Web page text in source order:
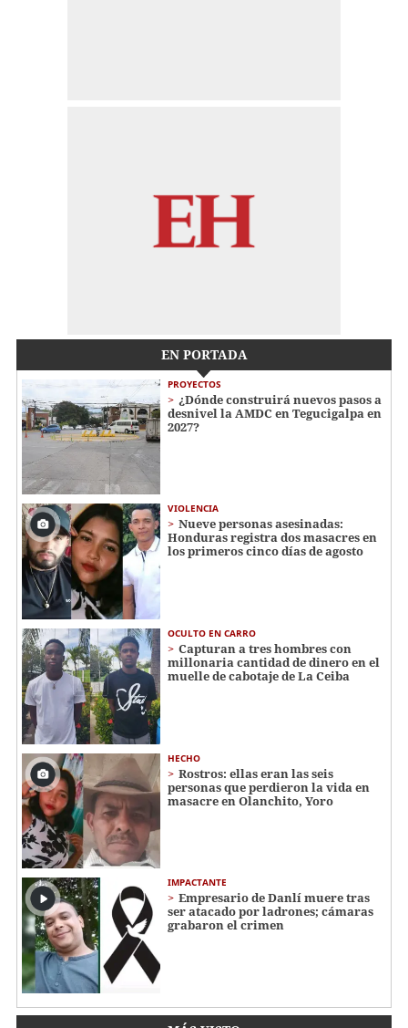
EN PORTADA
PROYECTOS
¿Dónde construirá nuevos pasos a
desnivel la AMDC en Tegucigalpa en
2027?
VIOLENCIA
Nueve personas asesinadas:
Honduras registra dos masacres en
los primeros cinco días de agosto
OCULTO EN CARRO
Capturan a tres hombres con
millonaria cantidad de dinero en el
muelle de cabotaje de La Ceiba
HECHO
Rostros: ellas eran las seis
personas que perdieron la vida en
masacre en Olanchito, Yoro
IMPACTANTE
Empresario de Danlí muere tras
ser atacado por ladrones; cámaras
grabaron el crimen